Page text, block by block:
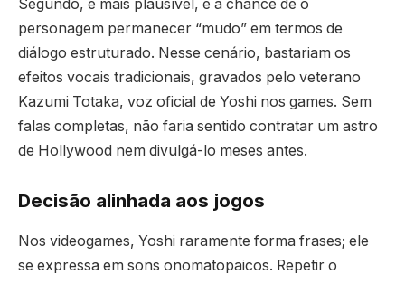
Segundo, e mais plausível, é a chance de o
personagem permanecer “mudo” em termos de
diálogo estruturado. Nesse cenário, bastariam os
efeitos vocais tradicionais, gravados pelo veterano
Kazumi Totaka, voz oficial de Yoshi nos games. Sem
falas completas, não faria sentido contratar um astro
de Hollywood nem divulgá-lo meses antes.
Decisão alinhada aos jogos
Nos videogames, Yoshi raramente forma frases; ele
se expressa em sons onomatopaicos. Repetir o